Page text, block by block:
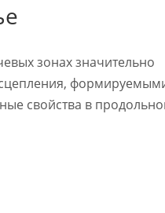
зонах значительно
свойства в